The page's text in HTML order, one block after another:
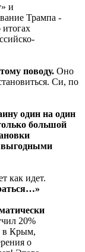
и
Трампа -
поводу. Оно
Си, по
один на один
большой
выгодными
как идет.
20%
в Крым,
о